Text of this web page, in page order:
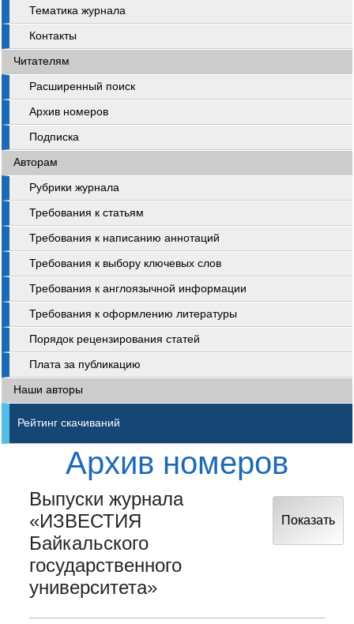
Тематика журнала
Контакты
Читателям
Расширенный поиск
Архив номеров
Подписка
Авторам
Рубрики журнала
Требования к статьям
Требования к написанию аннотаций
Требования к выбору ключевых слов
Требования к англоязычной информации
Требования к оформлению литературы
Порядок рецензирования статей
Плата за публикацию
Наши авторы
Рейтинг скачиваний
Архив номеров
Выпуски журнала
«ИЗВЕСТИЯ
Байкальского
государственного
университета»
Показать